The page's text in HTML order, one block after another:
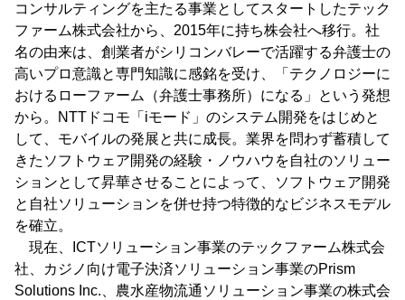
コンサルティングを主たる事業としてスタートしたテック
ファーム株式会社から、2015年に持ち株会社へ移行。社
名の由来は、創業者がシリコンバレーで活躍する弁護士の
高いプロ意識と専門知識に感銘を受け、「テクノロジーに
おけるローファーム（弁護士事務所）になる」という発想
から。NTTドコモ「iモード」のシステム開発をはじめと
して、モバイルの発展と共に成長。業界を問わず蓄積して
きたソフトウェア開発の経験・ノウハウを自社のソリュー
ションとして昇華させることによって、ソフトウェア開発
と自社ソリューションを併せ持つ特徴的なビジネスモデル
を確立。
現在、ICTソリューション事業のテックファーム株式会
社、カジノ向け電子決済ソリューション事業のPrism
Solutions Inc.、農水産物流通ソリューション事業の株式会